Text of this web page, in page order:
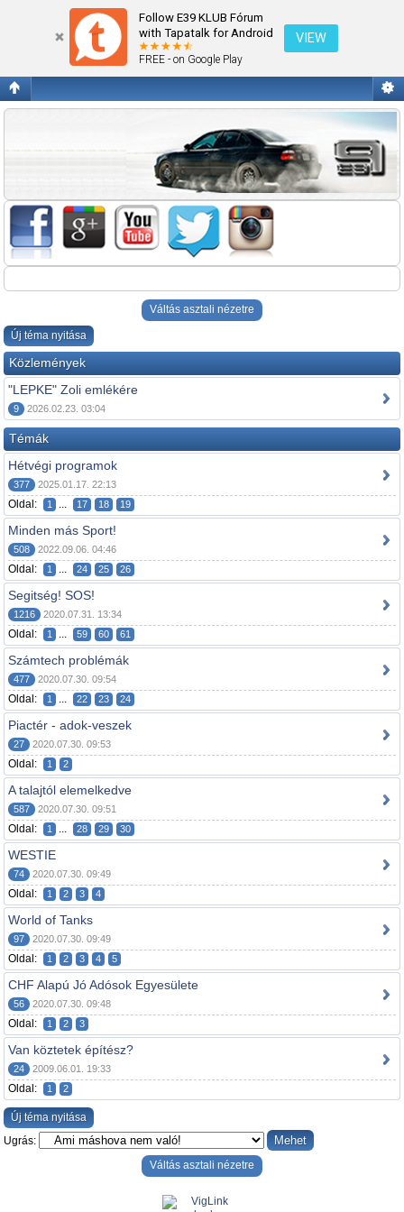
Follow E39 KLUB Fórum
with Tapatalk for Android
FREE - on Google Play
VIEW
Ami máshova nem való!
Váltás asztali nézetre
Új téma nyitása
Közlemények
"LEPKE" Zoli emlékére
9 2026.02.23. 03:04
Témák
Hétvégi programok
377 2025.01.17. 22:13
Oldal: 1 ... 17 18 19
Minden más Sport!
508 2022.09.06. 04:46
Oldal: 1 ... 24 25 26
Segitség! SOS!
1216 2020.07.31. 13:34
Oldal: 1 ... 59 60 61
Számtech problémák
477 2020.07.30. 09:54
Oldal: 1 ... 22 23 24
Piactér - adok-veszek
27 2020.07.30. 09:53
Oldal: 1 2
A talajtól elemelkedve
587 2020.07.30. 09:51
Oldal: 1 ... 28 29 30
WESTIE
74 2020.07.30. 09:49
Oldal: 1 2 3 4
World of Tanks
97 2020.07.30. 09:49
Oldal: 1 2 3 4 5
CHF Alapú Jó Adósok Egyesülete
56 2020.07.30. 09:48
Oldal: 1 2 3
Van köztetek építész?
24 2009.06.01. 19:33
Oldal: 1 2
Új téma nyitása
Ugrás:
Váltás asztali nézetre